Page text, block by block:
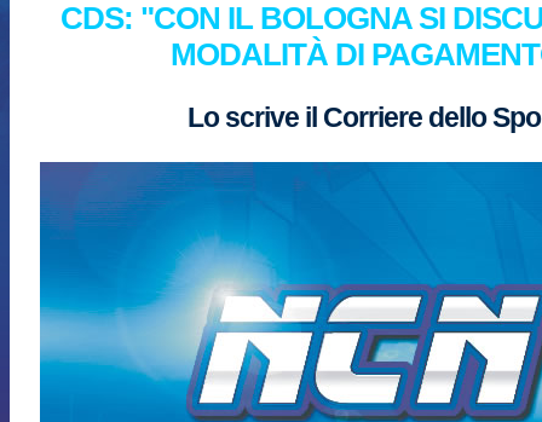
CDS: "CON IL BOLOGNA SI
MODALITÀ DI
Lo scrive il Corriere dello